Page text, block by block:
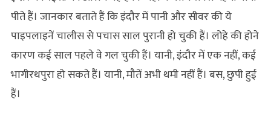
पीते हैं। जानकार बताते हैं कि इंदौर में पानी और सीवर की ये
पाइपलाइनें चालीस से पचास साल पुरानी हो चुकी हैं। लोहे की होने
कारण कई साल पहले वे गल चुकी हैं। यानी, इंदौर में एक नहीं, कई
भागीरथपुरा हो सकते हैं। यानी, मौतें अभी थमी नहीं हैं। बस, छुपी हुई
हैं।